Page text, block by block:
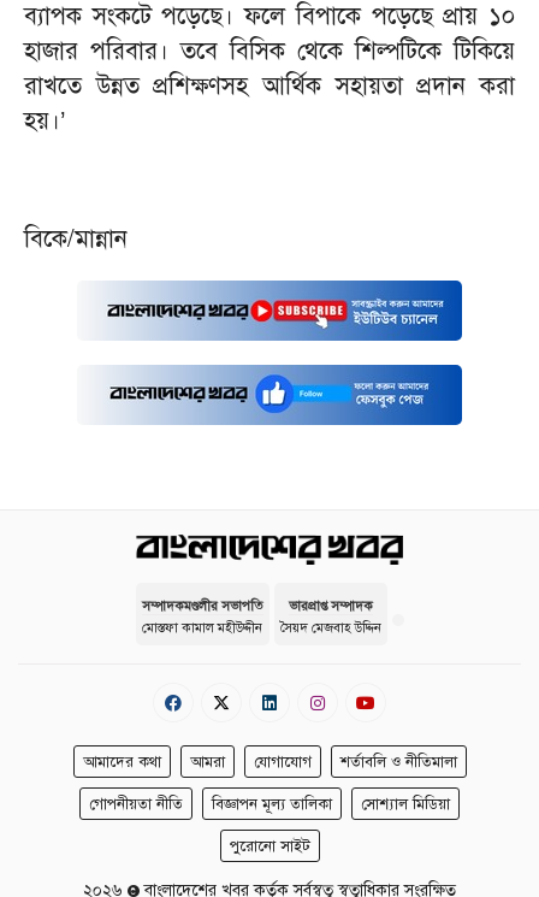
ব্যাপক সংকটে পড়েছে। ফলে বিপাকে পড়েছে প্রায় ১০
হাজার পরিবার। তবে বিসিক থেকে শিল্পটিকে টিকিয়ে
রাখতে উন্নত প্রশিক্ষণসহ আর্থিক সহায়তা প্রদান করা
হয়।’
বিকে/মান্নান
সম্পাদকমণ্ডলীর সভাপতি
মোস্তফা কামাল মহীউদ্দীন
ভারপ্রাপ্ত সম্পাদক
সৈয়দ মেজবাহ উদ্দিন
আমাদের কথা আমরা যোগাযোগ শর্তাবলি ও নীতিমালা
গোপনীয়তা নীতি বিজ্ঞাপন মূল্য তালিকা সোশ্যাল মিডিয়া
পুরোনো সাইট
২০২৬ বাংলাদেশের খবর কর্তৃক সর্বস্বত্ব স্বত্বাধিকার সংরক্ষিত